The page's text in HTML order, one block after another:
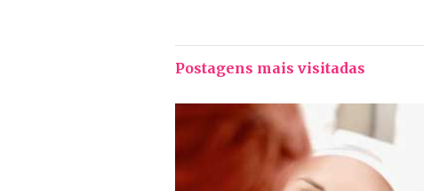
Postagens mais visitadas